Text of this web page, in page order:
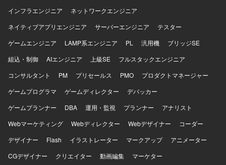
インフラエンジニア
ネットワークエンジニア
ネイティブアプリエンジニア
サーバーエンジニア
テスター
ゲームエンジニア
LAMP系エンジニア PL 汎用機
ブリッジSE
組込・制御
AIエンジニア 上級SE
フルスタックエンジニア
コンサルタント
PM プリセールス PMO
プロダクトマネージャー
ゲームプログラマ
ゲームディレクター
デバッカー
ゲームプランナー
DBA 運用・監視 プランナー
アナリスト
Webマーケティング
Webディレクター Webデザイナー
コーダー
デザイナー
Flash イラストレーター マークアップ
アニメーター
CGデザイナー
クリエイター 動画編集
マーケター